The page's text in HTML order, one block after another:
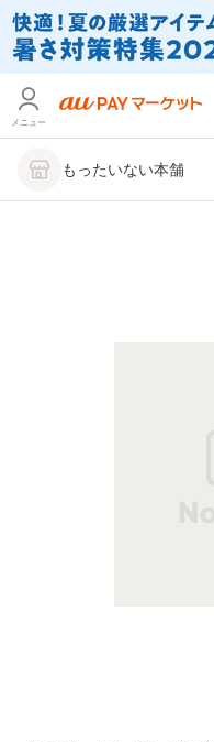
メニュー
もったいない本舗